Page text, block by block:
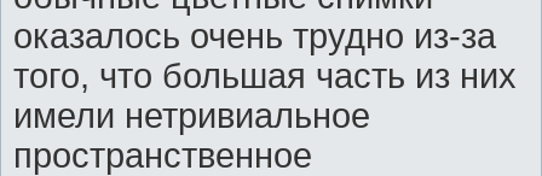
оказалось очень трудно из-за
того, что большая часть из них
имели нетривиальное
пространственное